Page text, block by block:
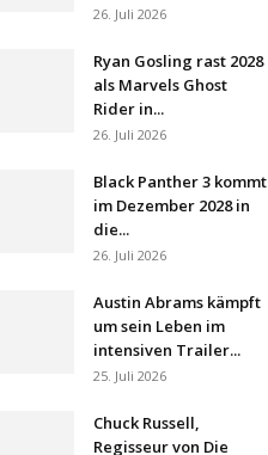
26. Juli 2026
Ryan Gosling rast 2028
als Marvels Ghost
Rider in...
26. Juli 2026
Black Panther 3 kommt
im Dezember 2028 in
die...
26. Juli 2026
Austin Abrams kämpft
um sein Leben im
intensiven Trailer...
25. Juli 2026
Chuck Russell,
Regisseur von Die